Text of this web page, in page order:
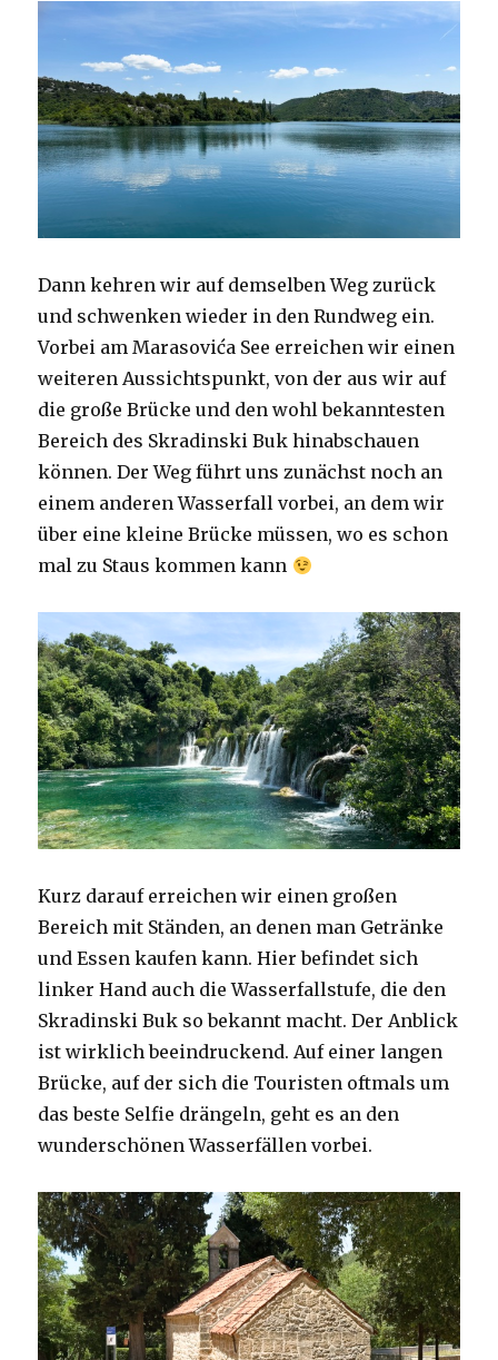
Dann kehren wir auf demselben Weg zurück
und schwenken wieder in den Rundweg ein.
Vorbei am Marasovića See erreichen wir einen
weiteren Aussichtspunkt, von der aus wir auf
die große Brücke und den wohl bekanntesten
Bereich des Skradinski Buk hinabschauen
können. Der Weg führt uns zunächst noch an
einem anderen Wasserfall vorbei, an dem wir
über eine kleine Brücke müssen, wo es schon
mal zu Staus kommen kann
Kurz darauf erreichen wir einen großen
Bereich mit Ständen, an denen man Getränke
und Essen kaufen kann. Hier befindet sich
linker Hand auch die Wasserfallstufe, die den
Skradinski Buk so bekannt macht. Der Anblick
ist wirklich beeindruckend. Auf einer langen
Brücke, auf der sich die Touristen oftmals um
das beste Selfie drängeln, geht es an den
wunderschönen Wasserfällen vorbei.